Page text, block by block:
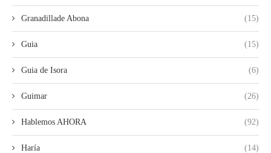
Granadillade Abona (15)
Guia (15)
Guia de Isora (6)
Guimar (26)
Hablemos AHORA (92)
Haría (14)